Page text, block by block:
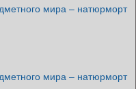
мира – натюрморт
мира – натюрморт